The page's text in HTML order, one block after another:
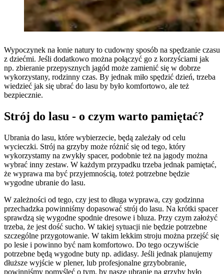
Wypoczynek na łonie natury to cudowny sposób na spędzanie czasu
z dziećmi. Jeśli dodatkowo można połączyć go z korzyściami jak
np. zbieranie przepysznych jagód może zamienić się w dobrze
wykorzystany, rodzinny czas. By jednak miło spędzić dzień, trzeba
wiedzieć jak się ubrać do lasu by było komfortowo, ale też
bezpiecznie.
Strój do lasu - o czym warto pamiętać?
Ubrania do lasu, które wybierzecie, będą zależały od celu
wycieczki. Strój na grzyby może różnić się od tego, który
wykorzystamy na zwykły spacer, podobnie też na jagody można
wybrać inny zestaw. W każdym przypadku trzeba jednak pamiętać,
że wyprawa ma być przyjemnością, toteż potrzebne będzie
wygodne ubranie do lasu.
W zależności od tego, czy jest to długa wyprawa, czy godzinna
przechadzka powinniśmy dopasować strój do lasu. Na krótki spacer
sprawdzą się wygodne spodnie dresowe i bluza. Przy czym założyć
trzeba, że jest dość sucho. W takiej sytuacji nie będzie potrzebne
szczególne przygotowanie. W takim lekkim stroju można przejść się
po lesie i powinno być nam komfortowo. Do tego oczywiście
potrzebne będą wygodne buty np. adidasy. Jeśli jednak planujemy
dłuższe wyjście w plener, lub profesjonalne grzybobranie,
powinniśmy pomyśleć o tym, by nasze ubranie na grzyby było